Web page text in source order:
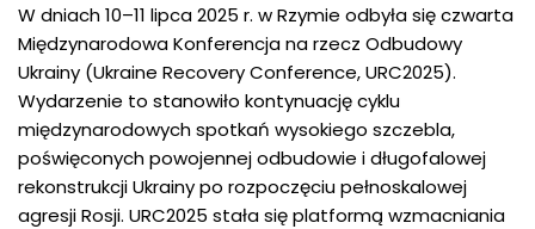
W dniach 10–11 lipca 2025 r. w Rzymie odbyła się czwarta
Międzynarodowa Konferencja na rzecz Odbudowy
Ukrainy (Ukraine Recovery Conference, URC2025).
Wydarzenie to stanowiło kontynuację cyklu
międzynarodowych spotkań wysokiego szczebla,
poświęconych powojennej odbudowie i długofalowej
rekonstrukcji Ukrainy po rozpoczęciu pełnoskalowej
agresji Rosji. URC2025 stała się platformą wzmacniania